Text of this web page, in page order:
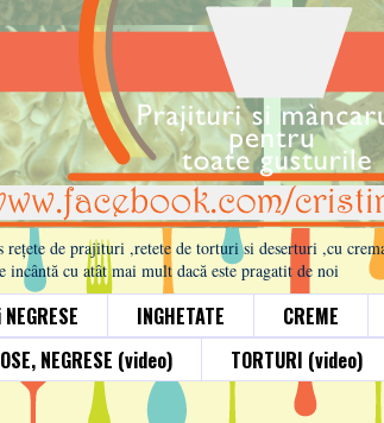
rețete de prajituri ,retete de torturi si deserturi ,cu
cu atât mai mult dacă este pragatit de noi
INGHETATE CREME
NEGRESE (video) TORTURI (video)